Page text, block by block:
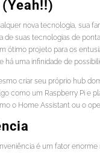
nova tecnologia, sua
de suas tecnologias de
ótimo projeto para os
há uma infinidade de
criar seu próprio hub
como um Raspberry Pi e
o Home Assistant ou o
é um fator enorme